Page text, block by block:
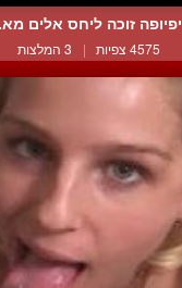
יפיופה זוכה ליחס אלים
4575 צפיות | 3 המלצות